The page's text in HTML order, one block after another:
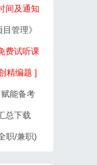
间及通知
管理》
费试听课
精编题 ]
能备考
总下载
职/兼职)